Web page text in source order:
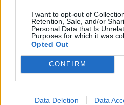
I want to opt-out of
Retention, Sale, and/or
Personal Data that Is
Purposes for which it was
Opted Out
CONFIRM
Data Deletion Data